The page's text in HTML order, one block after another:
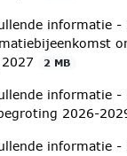
informatie -
2 MB
informatie -
2026-
informatie -